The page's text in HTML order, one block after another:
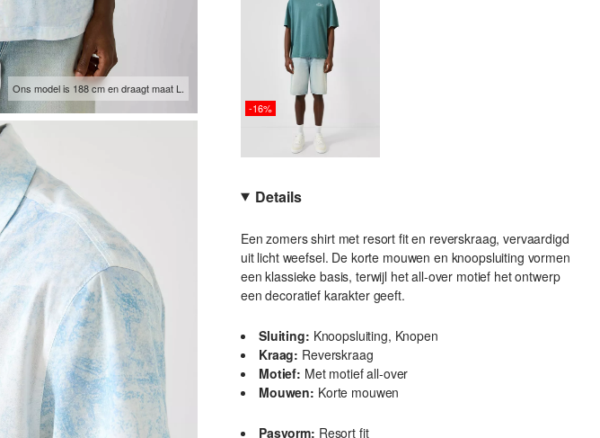
Ons model is 188 cm en draagt maat L.
-16%
Details
Een zomers shirt met resort fit en reverskraag, vervaardigd
uit licht weefsel. De korte mouwen en knoopsluiting vormen
een klassieke basis, terwijl het all-over motief het ontwerp
een decoratief karakter geeft.
Sluiting: Knoopsluiting, Knopen
Kraag: Reverskraag
Motief: Met motief all-over
Mouwen: Korte mouwen
Pasvorm: Resort fit